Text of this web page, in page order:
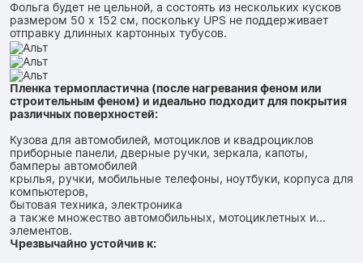
Фольга будет не цельной, а состоять из нескольких кусков
размером 50 x 152 см, поскольку UPS не поддерживает
отправку длинных картонных тубусов.
Пленка термопластична (после нагревания феном или
строительным феном) и идеально подходит для покрытия
различных поверхностей:
Кузова для автомобилей, мотоциклов и квадроциклов
приборные панели, дверные ручки, зеркала, капоты,
бамперы автомобилей
крылья, ручки, мобильные телефоны, ноутбуки, корпуса для
компьютеров,
бытовая техника, электроника
а также множество автомобильных, мотоциклетных и...
элементов.
Чрезвычайно устойчив к: